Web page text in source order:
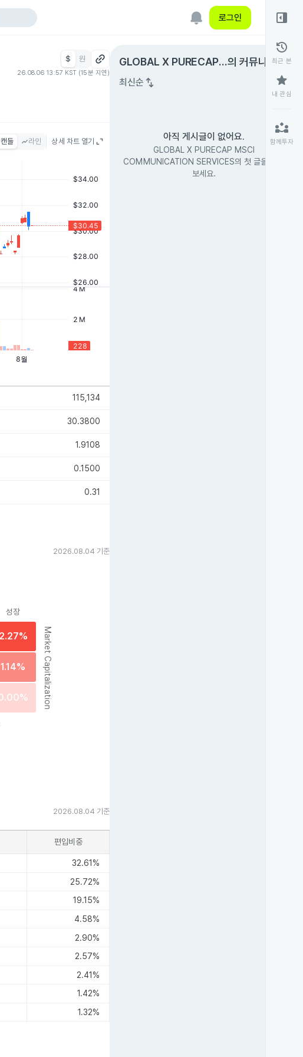
로그인
$ 원
26.08.06 13:57 KST (15분 지연)
캔들 라인 상세 차트 열기
GLOBAL X PURECAP
MSCI COMMUNICATIO
의 커뮤니티expand_circle_right
최신순 swap_vert
아직 게시글이 없어요.
GLOBAL X PURECAP MSCI
COMMUNICATION SERVICES의 첫 글을 남겨
보세요.
right_panel_open
history
최근 본
star
내 관심
partner_exchange
함께투자